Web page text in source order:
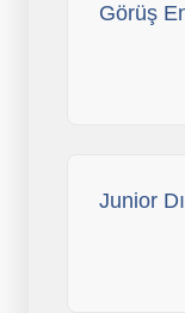
Görüş
Junior